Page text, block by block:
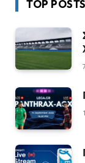
TOP POSTS